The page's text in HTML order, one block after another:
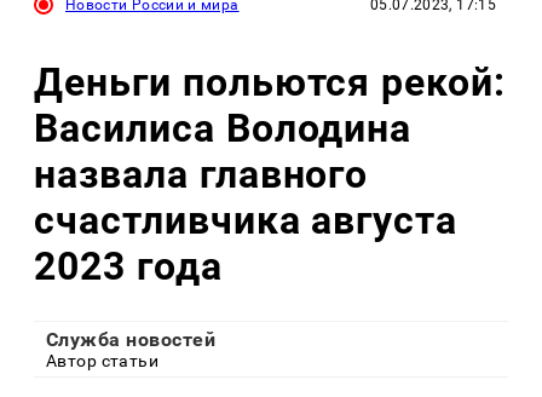
Новости России и мира 05.07.2023, 17:15
Деньги польются рекой:
Василиса Володина
назвала главного
счастливчика августа
2023 года
Служба новостей
Автор статьи